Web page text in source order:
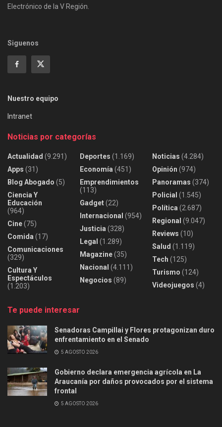
Electrónico de la V Región.
Siguenos
Nuestro equipo
Intranet
Noticias por categorías
Actualidad (9.291)
Apps (31)
Blog Abogado (5)
Ciencia Y
Educación
(964)
Cine(75)
Comida (17)
Comunicaciones
(329)
Cultura Y
Espectáculos
(1.203)
Deportes (1.169)
Economía (451)
Emprendimientos
(113)
Gadget(22)
Internacional (954)
Justicia (328)
Legal (1.289)
Magazine(35)
Nacional (4.111)
Negocios (89)
Noticias (4.284)
Opinión (974)
Panoramas (374)
Policial (1.545)
Política (2.687)
Regional (9.047)
Reviews (10)
Salud (1.119)
Tech (125)
Turismo (124)
Videojuegos (4)
Te puede interesar
Senadoras Campillai y Flores protagonizan duro
enfrentamiento en el Senado
5 AGOSTO 2026
Gobierno declara emergencia agrícola en La
Araucanía por daños provocados por el sistema
frontal
5 AGOSTO 2026